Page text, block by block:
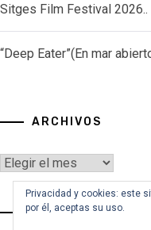
Sitges Film Festival
“Deep Eater”(En mar
ARCHIVOS
Archivos
VOY A BUSCAR…
Privacidad y cookies: este
por él, aceptas su uso.